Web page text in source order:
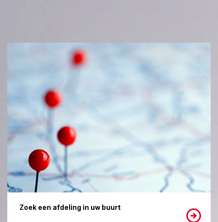
Zoek een afdeling in uw buurt